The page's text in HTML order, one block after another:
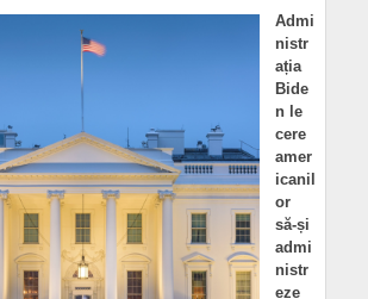
Admi
nistr
ația
Bide
n le
cere
amer
icanil
or
să-și
admi
nistr
eze